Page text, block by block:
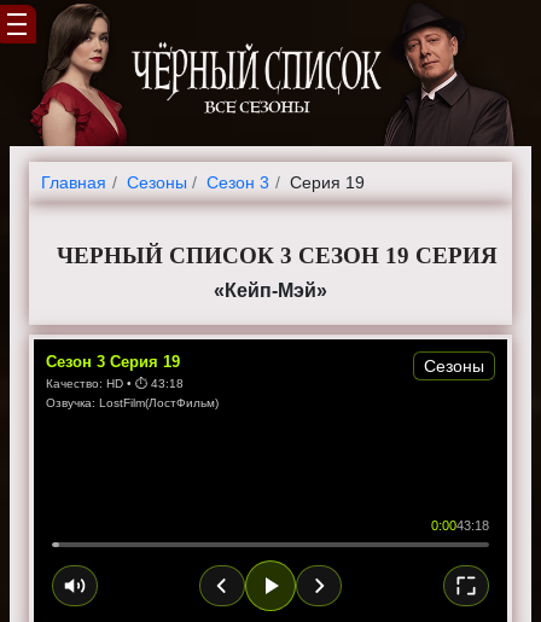
Главная Cезоны Сезон 3 Серия 19
ЧЕРНЫЙ СПИСОК 3 СЕЗОН 19 СЕРИЯ
«Кейп-Мэй»
Сезон 3 Серия 19
Качество: HD • ⏱ 43:18
Озвучка: LostFilm(ЛостФильм)
0:0043:18
Сезоны